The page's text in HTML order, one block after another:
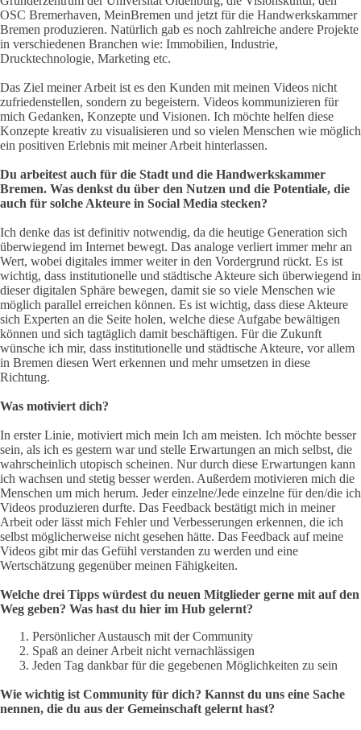
OSC Bremerhaven, MeinBremen und jetzt für die Handwerkskammer
Bremen produzieren. Natürlich gab es noch zahlreiche andere Projekte
in verschiedenen Branchen wie: Immobilien, Industrie,
Drucktechnologie, Marketing etc.
Das Ziel meiner Arbeit ist es den Kunden mit meinen Videos nicht
zufriedenstellen, sondern zu begeistern. Videos kommunizieren für
mich Gedanken, Konzepte und Visionen. Ich möchte helfen diese
Konzepte kreativ zu visualisieren und so vielen Menschen wie möglich
ein positiven Erlebnis mit meiner Arbeit hinterlassen.
Du arbeitest auch für die Stadt und die Handwerkskammer
Bremen. Was denkst du über den Nutzen und die Potentiale, die
auch für solche Akteure in Social Media stecken?
Ich denke das ist definitiv notwendig, da die heutige Generation sich
überwiegend im Internet bewegt. Das analoge verliert immer mehr an
Wert, wobei digitales immer weiter in den Vordergrund rückt. Es ist
wichtig, dass institutionelle und städtische Akteure sich überwiegend in
dieser digitalen Sphäre bewegen, damit sie so viele Menschen wie
möglich parallel erreichen können. Es ist wichtig, dass diese Akteure
sich Experten an die Seite holen, welche diese Aufgabe bewältigen
können und sich tagtäglich damit beschäftigen. Für die Zukunft
wünsche ich mir, dass institutionelle und städtische Akteure, vor allem
in Bremen diesen Wert erkennen und mehr umsetzen in diese
Richtung.
Was motiviert dich?
In erster Linie, motiviert mich mein Ich am meisten. Ich möchte besser
sein, als ich es gestern war und stelle Erwartungen an mich selbst, die
wahrscheinlich utopisch scheinen. Nur durch diese Erwartungen kann
ich wachsen und stetig besser werden. Außerdem motivieren mich die
Menschen um mich herum. Jeder einzelne/Jede einzelne für den/die ich
Videos produzieren durfte. Das Feedback bestätigt mich in meiner
Arbeit oder lässt mich Fehler und Verbesserungen erkennen, die ich
selbst möglicherweise nicht gesehen hätte. Das Feedback auf meine
Videos gibt mir das Gefühl verstanden zu werden und eine
Wertschätzung gegenüber meinen Fähigkeiten.
Welche drei Tipps würdest du neuen Mitglieder gerne mit auf den
Weg geben? Was hast du hier im Hub gelernt?
Persönlicher Austausch mit der Community
Spaß an deiner Arbeit nicht vernachlässigen
Jeden Tag dankbar für die gegebenen Möglichkeiten zu sein
Wie wichtig ist Community für dich? Kannst du uns eine Sache
nennen, die du aus der Gemeinschaft gelernt hast?